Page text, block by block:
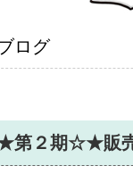
ログ
★第２期☆★販